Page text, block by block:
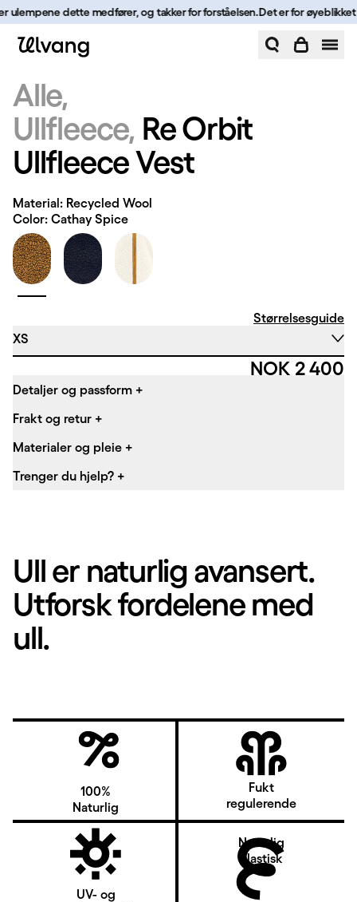
Hopp til innholddette medfører, og takker for forståelsen.Det er for øyeblikket
Alle
Ullfleece Re Orbit
Ullfleece Vest
Material: Recycled Wool
Color: Cathay Spice
Størrelsesguide
XS
Pris:
NOK 2 400
Detaljer og passform +
Frakt og retur +
Materialer og pleie +
Trenger du hjelp? +
Ull er naturlig avansert.
Utforsk fordelene med
ull.
100%
Naturlig
Fukt
regulerende
UV- og
Naturlig
elastisk